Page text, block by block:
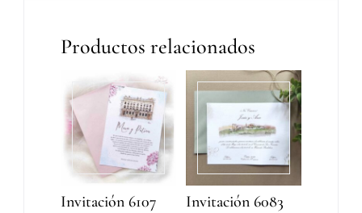
Productos relacionados
Invitación 6107 Invitación 6083